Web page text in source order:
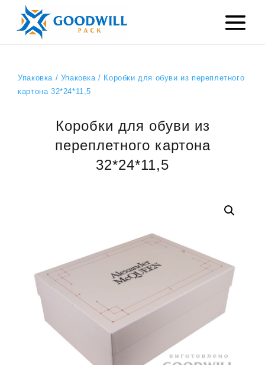
Упаковка/ Упаковка/ Коробки для обуви из переплетного
картона 32*24*11,5
Коробки для обуви из
переплетного картона
32*24*11,5